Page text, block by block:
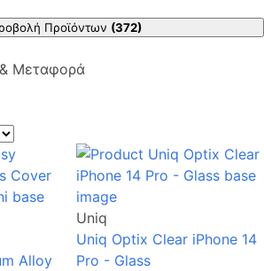
Προϊόντων (372)
Μεταφορά
Alloy
Uniq
Uniq Optix Clear iPhone 14
Pro - Glass